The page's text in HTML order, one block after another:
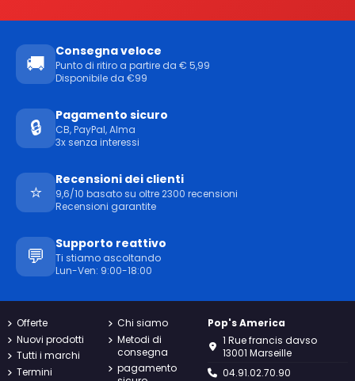
🚚
Consegna veloce
Punto di ritiro a partire da € 5,99
Disponibile da €99
🔒
Pagamento sicuro
CB, PayPal, Alma
3x senza interessi
⭐
Recensioni dei clienti
9,6/10 basato su oltre 2300 recensioni
Recensioni garantite
💬
Supporto reattivo
Ti stiamo ascoltando
Lun-Ven: 9:00-18:00
Offerte
Nuovi prodotti
Tutti i marchi
Termini
Chi siamo
Metodi di
consegna
pagamento
Pop's America
1 Rue francis davso
13001 Marseille
04.91.02.70.90